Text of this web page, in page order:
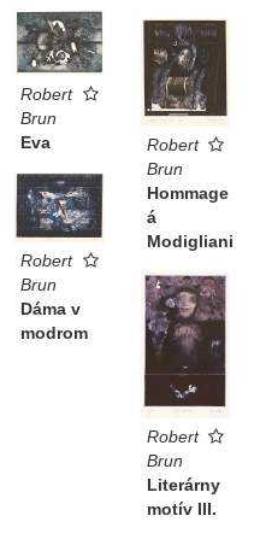
Robert
Brun
Eva
Robert
Brun
Hommage
á
Modigliani
Robert
Brun
Dáma v
modrom
Robert
Brun
Literárny
motív III.